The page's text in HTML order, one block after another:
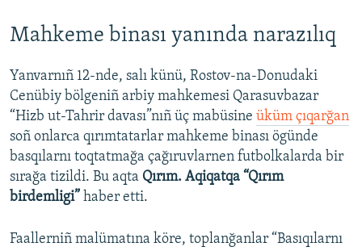
Mahkeme binası yanında narazılıq
Yanvarnıñ 12-nde, salı künü, Rostov-na-Donudaki
Cenübiy bölgeniñ arbiy mahkemesi Qarasuvbazar
“Hizb ut-Tahrir davası”nıñ üç mabüsine üküm çıqarğan
soñ onlarсa qırımtatarlar mahkeme binası ögünde
basqılarnı toqtatmağa çağıruvlarnen futbolkalarda bir
sırağa tizildi. Bu aqta Qırım. Aqiqatqa “Qırım
birdemligi” haber etti.
Faallerniñ malümatına köre, toplanğanlar “Basıqılarnı